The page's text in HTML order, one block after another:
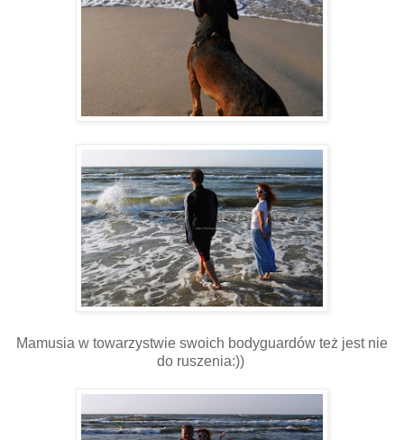
Mamusia w towarzystwie swoich bodyguardów też jest nie
do ruszenia:))